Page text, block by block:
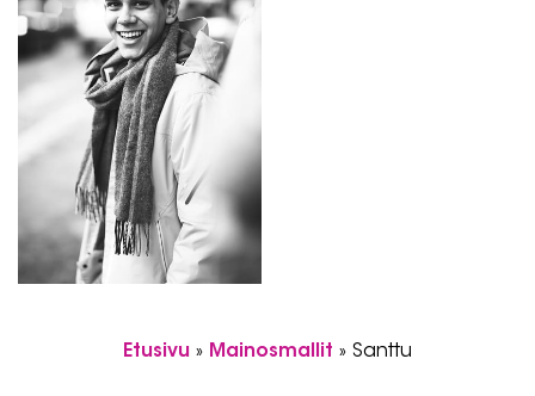
Etusivu » Mainosmallit » Santtu